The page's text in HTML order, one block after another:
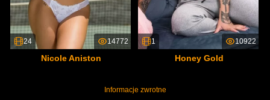
24 14772
Nicole Aniston
1 10922
Honey Gold
Informacje zwrotne